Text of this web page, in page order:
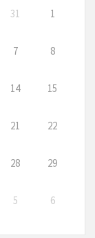
31 1
7 8
14 15
21 22
28 29
5 6